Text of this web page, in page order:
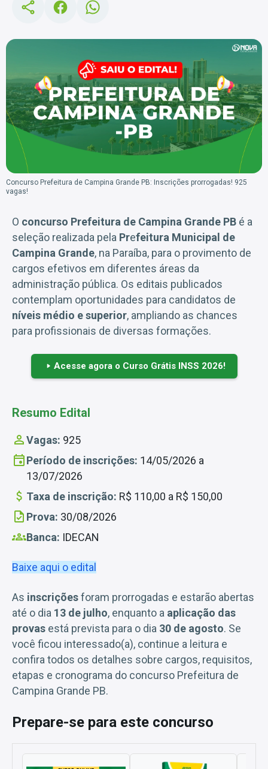
Concurso Prefeitura de Campina Grande PB: Inscrições prorrogadas! 925
vagas!
O concurso Prefeitura de Campina Grande PB é a
seleção realizada pela Prefeitura Municipal de
Campina Grande, na Paraíba, para o provimento de
cargos efetivos em diferentes áreas da
administração pública. Os editais publicados
contemplam oportunidades para candidatos de
níveis médio e superior, ampliando as chances
para profissionais de diversas formações.
Acesse agora o Curso Grátis INSS 2026!
Resumo Edital
Vagas: 925
Período de inscrições: 14/05/2026 a
13/07/2026
Taxa de inscrição: R$ 110,00 a R$ 150,00
Prova: 30/08/2026
Banca: IDECAN
Baixe aqui o edital
As inscriçõesforam prorrogadas e estarão abertas
até o dia 13 de julho, enquanto a aplicação das
provas está prevista para o dia 30 de agosto. Se
você ficou interessado(a), continue a leitura e
confira todos os detalhes sobre cargos, requisitos,
etapas e cronograma do concurso Prefeitura de
Campina Grande PB.
Prepare-se para este concurso